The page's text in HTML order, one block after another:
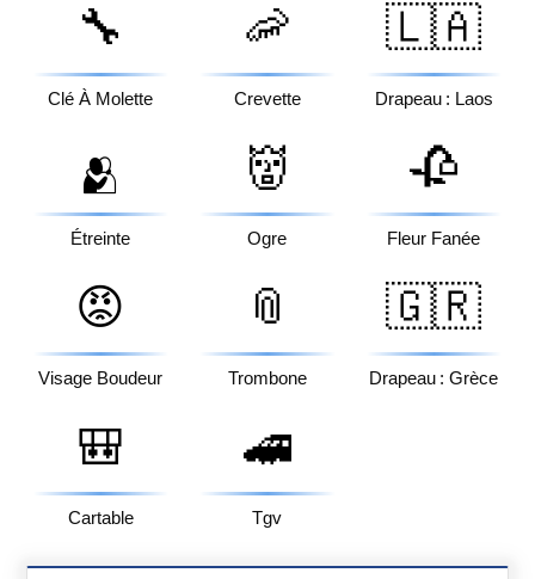
🔧
Clé À Molette
🦐
Crevette
🇱🇦
Drapeau : Laos
🫂
Étreinte
👹
Ogre
🥀
Fleur Fanée
😡
Visage Boudeur
📎
Trombone
🇬🇷
Drapeau : Grèce
🎒
Cartable
🚄
Tgv